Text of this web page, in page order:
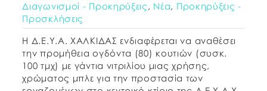
Διαγωνισμοί - Προκηρύξεις , Νέα, Προκηρύξεις -
Προσκλήσεις
Η Δ.Ε.Υ.Α. ΧΑΛΚΙΔΑΣ ενδιαφέρεται να αναθέσει
την προμήθεια ογδόντα (80) κουτιών (συσκ.
100 τμχ) με γάντια νιτριλίου μιας χρήσης,
χρώματος μπλε για την προστασία των